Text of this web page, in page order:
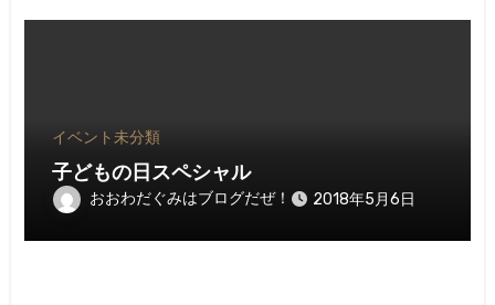
イベント未分類
子どもの日スペシャル
おおわだぐみはブログだぜ！ 2018年5月6日